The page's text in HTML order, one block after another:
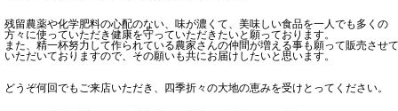
残留農薬や化学肥料の心配のない、味が濃くて、美味しい食品を一人でも多くの
方々に使っていただき健康を守っていただきたいと願っております。
また、精一杯努力して作られている農家さんの仲間が増える事も願って販売させて
いただいておりますので、その願いも共にお届けしたいと思います。
どうぞ何回でもご来店いただき、四季折々の大地の恵みを受けとってください。